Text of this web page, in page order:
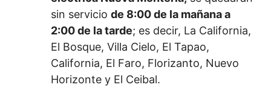
sin servicio de 8:00 de la mañana a
2:00 de la tarde; es decir, La California,
El Bosque, Villa Cielo, El Tapao,
California, El Faro, Florizanto, Nuevo
Horizonte y El Ceibal.